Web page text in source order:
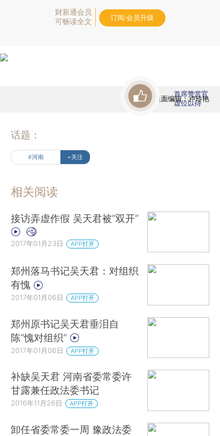
财新通会员
可畅读全文
订阅/会员升级
版面编辑：卢玲艳
首席赞赏官
虚位以待
话题：
#河南 +关注
相关阅读
接访弄虚作假 吴天君被“双开”
2017年01月23日 APP打开
郑州落马书记吴天君：对组织
有愧
2017年01月06日 APP打开
郑州原书记吴天君垂泪自
陈“愧对组织”
2017年01月06日 APP打开
补缺吴天君 河南省委常委许
甘露兼任政法委书记
2016年11月26日 APP打开
卸任省委常委一周 豫政法委